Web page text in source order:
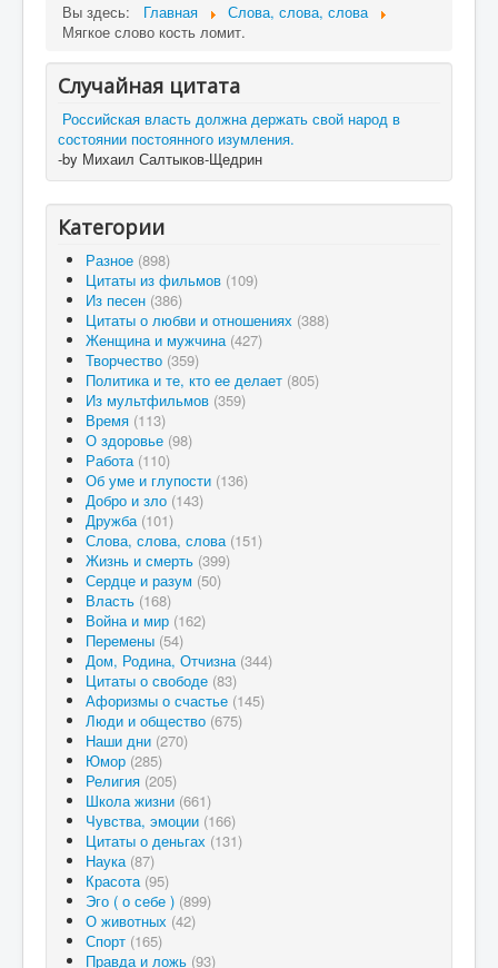
Вы здесь: Главная
Слова, слова, слова
Мягкое слово кость ломит.
Случайная цитата
Российская власть должна держать свой народ в
состоянии постоянного изумления.
-by Михаил Салтыков-Щедрин
Категории
Разное (898)
Цитаты из фильмов (109)
Из песен (386)
Цитаты о любви и отношениях (388)
Женщина и мужчина (427)
Творчество (359)
Политика и те, кто ее делает (805)
Из мультфильмов (359)
Время (113)
О здоровье (98)
Работа (110)
Об уме и глупости (136)
Добро и зло (143)
Дружба (101)
Слова, слова, слова (151)
Жизнь и смерть (399)
Сердце и разум (50)
Власть (168)
Война и мир (162)
Перемены (54)
Дом, Родина, Отчизна (344)
Цитаты о свободе (83)
Афоризмы о счастье (145)
Люди и общество (675)
Наши дни (270)
Юмор (285)
Религия (205)
Школа жизни (661)
Чувства, эмоции (166)
Цитаты о деньгах (131)
Наука (87)
Красота (95)
Эго ( о себе ) (899)
О животных (42)
Спорт (165)
Правда и ложь (93)